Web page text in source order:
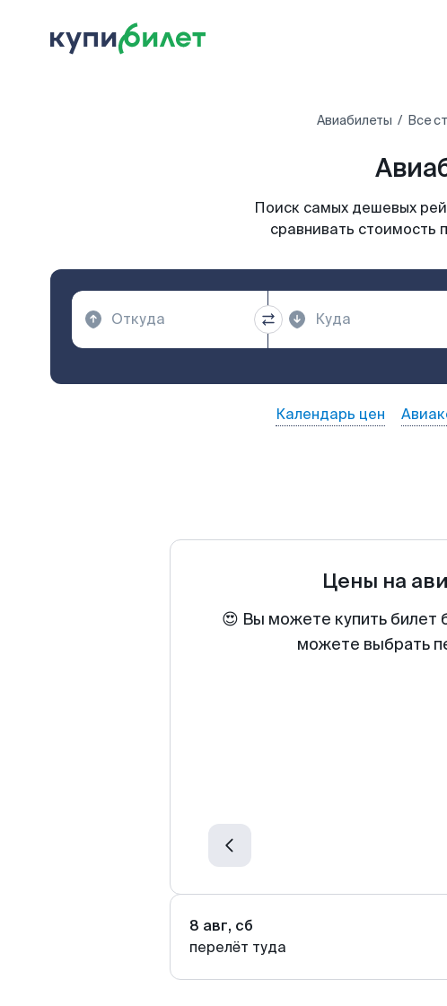
Авиабилеты Все
Поиск самых дешевых
сравнивать стоимость
Календарь цен
Цены на
😍 Вы можете купить билет
можете выбрать
8 авг, сб
перелёт туда